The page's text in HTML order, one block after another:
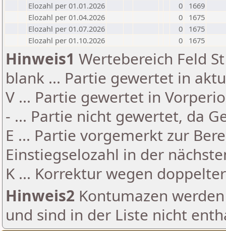
Elozahl per 01.01.2026
0
1669
Elozahl per 01.04.2026
0
1675
Elozahl per 01.07.2026
0
1675
Elozahl per 01.10.2026
0 1675
Hinweis1 Wertebereich Feld
blank ... Partie gewertet in
V ... Partie gewertet in
- ... Partie nicht gewertet, da
E ... Partie vorgemerkt zur
Einstiegselozahl in der
K ... Korrektur wegen
Hinweis2 Kontumazen
und sind in der Liste nicht